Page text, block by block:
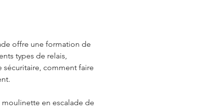
offre une formation de
types de relais,
comment faire
en escalade de